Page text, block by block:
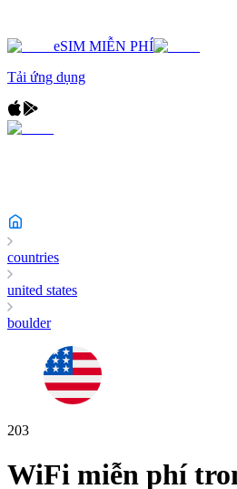
eSIM MIỄN PHÍ
Tải ứng dụng
countries
united states
boulder
203
WiFi miễn phí